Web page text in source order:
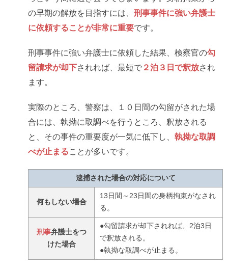
の早期の解放を目指すには、 刑事事件に強い弁護士
に依頼することが非常に重要です。
刑事事件に強い弁護士に依頼した結果、検察官の勾
留請求が却下されれば、最短で ２泊３日で釈放され
ます。
実際のところ、警察は、１０日間の勾留がされた場
合には、執拗に取調べを行うところ、釈放される
と、その事件の重要度が一気に低下し、 執拗な取調
べが止まることが多いです。
逮捕された場合の対応について
何もしない場合
13日間～23日間の身柄拘束がなされ
る。
刑事弁護士をつ
けた場合
●勾留請求が却下されれば、2泊3日
で釈放される。
●執拗な取調べが止まる。